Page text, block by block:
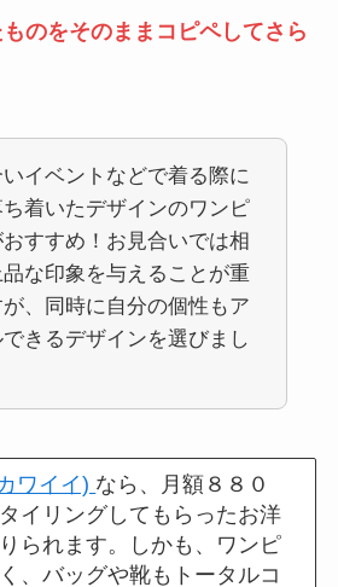
のをそのままコピペしてさら
イベントなどで着る際に
着いたデザインのワンピ
すすめ！お見合いでは相
な印象を与えることが重
、同時に自分の個性もア
できるデザインを選びまし
ワイイ) なら、月額８８０
イリングしてもらったお洋
られます。しかも、ワンピ
、バッグや靴もトータルコ